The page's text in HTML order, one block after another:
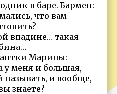
в баре. Бармен:
что вам
впадине… такая
Марины:
у меня и большая,
называть, и вообще,
знаете?